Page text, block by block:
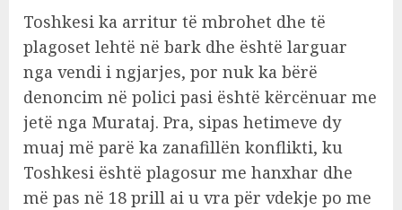
Toshkesi ka arritur të mbrohet dhe të
plagoset lehtë në bark dhe është larguar
nga vendi i ngjarjes, por nuk ka bërë
denoncim në polici pasi është kërcënuar me
jetë nga Murataj. Pra, sipas hetimeve dy
muaj më parë ka zanafillën konflikti, ku
Toshkesi është plagosur me hanxhar dhe
më pas në 18 prill ai u vra për vdekje po me